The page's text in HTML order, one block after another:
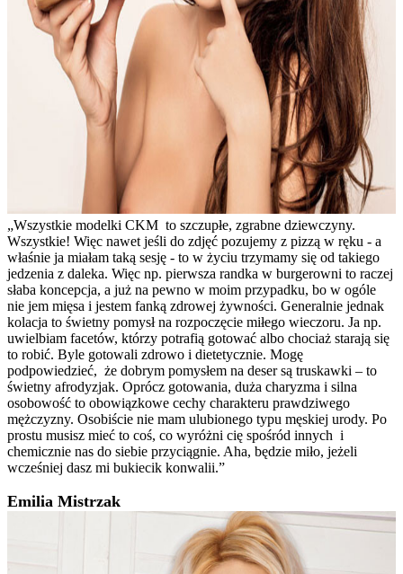
„Wszystkie modelki CKM to szczupłe, zgrabne dziewczyny.
Wszystkie! Więc nawet jeśli do zdjęć pozujemy z pizzą w ręku - a
właśnie ja miałam taką sesję - to w życiu trzymamy się od takiego
jedzenia z daleka. Więc np. pierwsza randka w burgerowni to raczej
słaba koncepcja, a już na pewno w moim przypadku, bo w ogóle
nie jem mięsa i jestem fanką zdrowej żywności. Generalnie jednak
kolacja to świetny pomysł na rozpoczęcie miłego wieczoru. Ja np.
uwielbiam facetów, którzy potrafią gotować albo chociaż starają się
to robić. Byle gotowali zdrowo i dietetycznie. Mogę
podpowiedzieć, że dobrym pomysłem na deser są truskawki – to
świetny afrodyzjak. Oprócz gotowania, duża charyzma i silna
osobowość to obowiązkowe cechy charakteru prawdziwego
mężczyzny. Osobiście nie mam ulubionego typu męskiej urody. Po
prostu musisz mieć to coś, co wyróżni cię spośród innych i
chemicznie nas do siebie przyciągnie. Aha, będzie miło, jeżeli
wcześniej dasz mi bukiecik konwalii.”
Emilia Mistrzak